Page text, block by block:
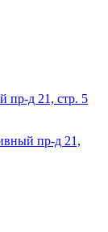
пр-д 21, стр. 5
пр-д 21,